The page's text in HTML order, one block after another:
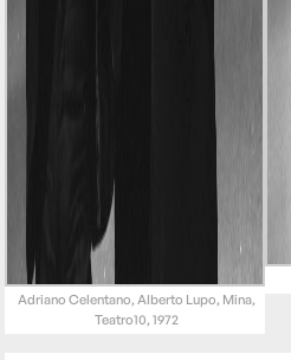
Adriano Celentano, Alberto Lupo, Mina,
Teatro10, 1972